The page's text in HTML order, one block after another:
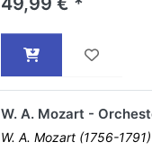
W. A. Mozart -
W. A. Mozart (1756-1791)